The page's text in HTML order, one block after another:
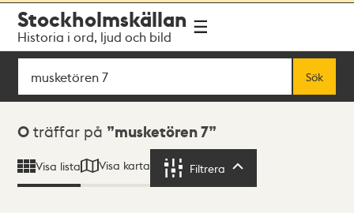
navigationen
huvudinnehållet
Stockholmskällan
Historia i ord, ljud och bild
Sök
Sök
Sökresultat
0 träffar på musketören 7
Visa lista Visa karta Filtrera